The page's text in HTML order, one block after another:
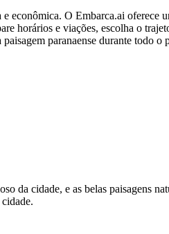
econômica. O Embarca.ai oferece
horários e viações, escolha o
paranaense durante todo o
cidade, e as belas paisagens